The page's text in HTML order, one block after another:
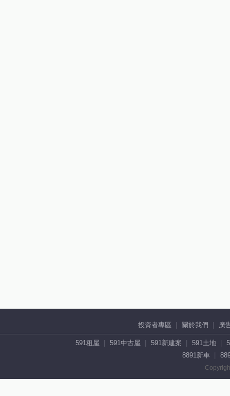
投資者專區 關於我們 廣
591租屋 591中古屋 591新建案 591土地
8891新車